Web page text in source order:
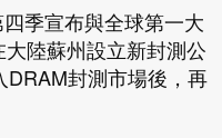
季宣布與全球第一大
陸蘇州設立新封測公
封測市場後，再